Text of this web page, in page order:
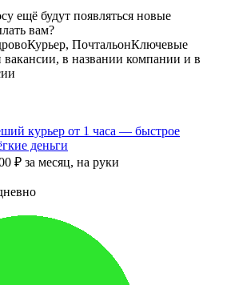
ещё будут появляться новые
вам?
Курьер, ПочтальонКлючевые
вакансии, в названии компании и в
курьер от 1 часа — быстрое
деньги
₽ за месяц, на руки